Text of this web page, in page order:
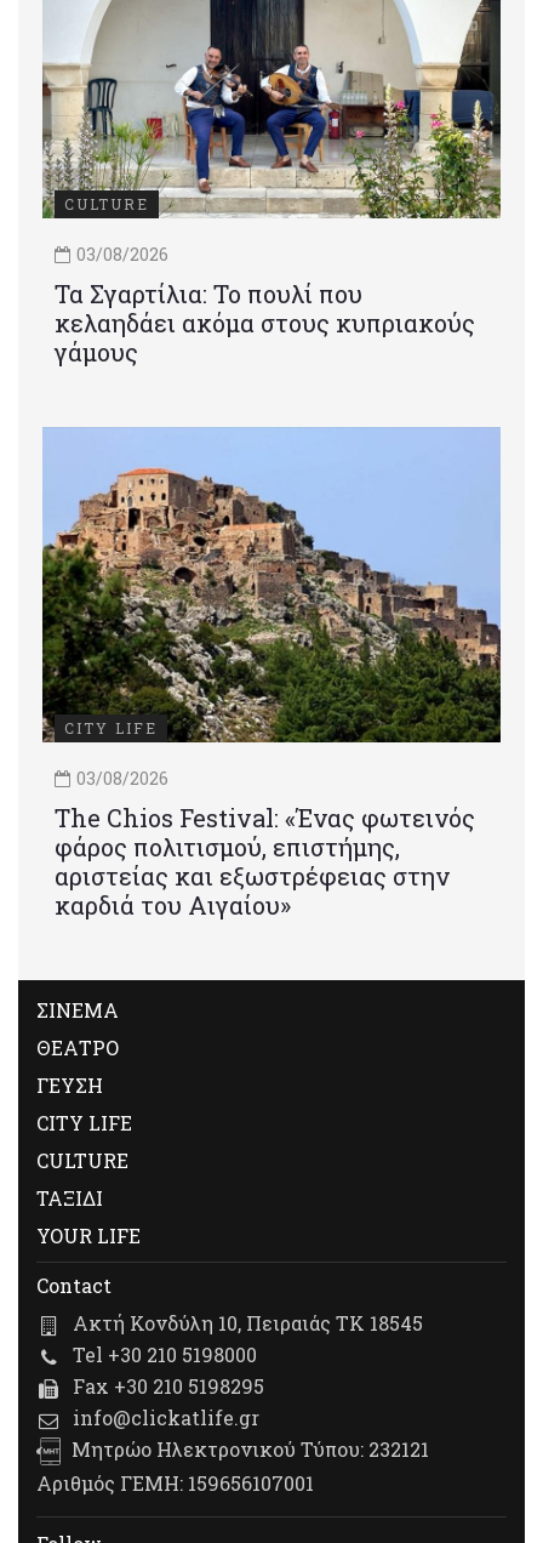
CULTURE
03/08/2026
Τα Σγαρτίλια: Το πουλί που
κελαηδάει ακόμα στους κυπριακούς
γάμους
CITY LIFE
03/08/2026
Τhe Chios Festival: «Ένας φωτεινός
φάρος πολιτισμού, επιστήμης,
αριστείας και εξωστρέφειας στην
καρδιά του Αιγαίου»
ΣΙΝΕΜΑ
ΘΕΑΤΡΟ
ΓΕΥΣΗ
CITY LIFE
CULTURE
ΤΑΞΙΔΙ
YOUR LIFE
Contact
Ακτή Κονδύλη 10, Πειραιάς ΤΚ 18545
Tel +30 210 5198000
Fax +30 210 5198295
info@clickatlife.gr
Μητρώο Ηλεκτρονικού Τύπου: 232121
Αριθμός ΓΕΜΗ: 159656107001